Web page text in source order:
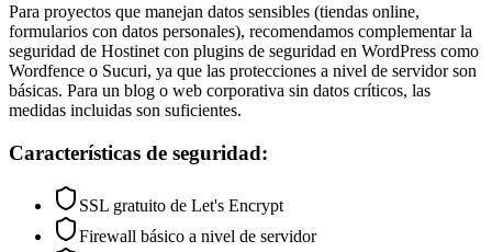
Para proyectos que manejan datos sensibles (tiendas online,
formularios con datos personales), recomendamos complementar la
seguridad de Hostinet con plugins de seguridad en WordPress como
Wordfence o Sucuri, ya que las protecciones a nivel de servidor son
básicas. Para un blog o web corporativa sin datos críticos, las
medidas incluidas son suficientes.
Características de seguridad:
SSL gratuito de Let's Encrypt
Firewall básico a nivel de servidor